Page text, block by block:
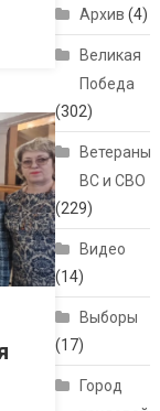
Архив (4)
Великая
Победа
(302)
Ветераны
ВС и СВО
(229)
Видео
(14)
Выборы
(17)
Город